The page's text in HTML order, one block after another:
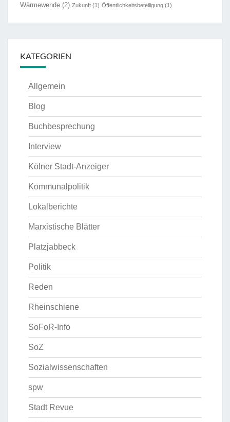
Wärmewende (2) Zukunft (1) Öffentlichkeitsbeteiligung (1)
KATEGORIEN
Allgemein
Blog
Buchbesprechung
Interview
Kölner Stadt-Anzeiger
Kommunalpolitik
Lokalberichte
Marxistische Blätter
Platzjabbeck
Politik
Reden
Rheinschiene
SoFoR-Info
SoZ
Sozialwissenschaften
spw
Stadt Revue